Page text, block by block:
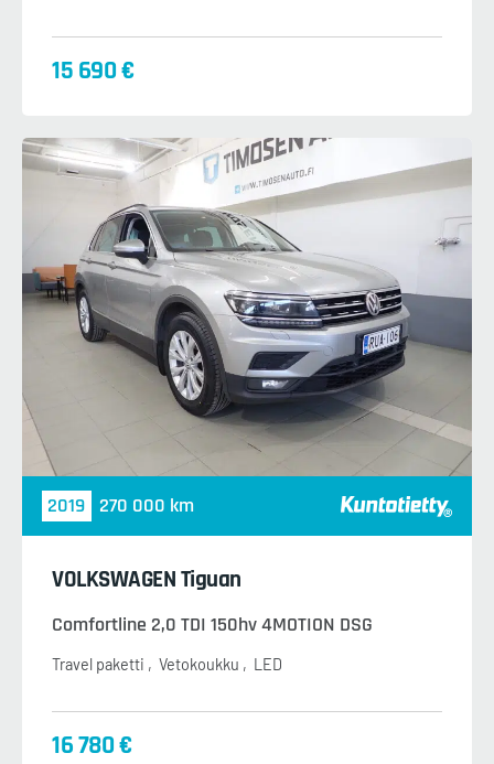
15 690 €
2019 270 000 km
VOLKSWAGEN Tiguan
Comfortline 2,0 TDI 150hv 4MOTION DSG
Travel paketti Vetokoukku LED
16 780 €